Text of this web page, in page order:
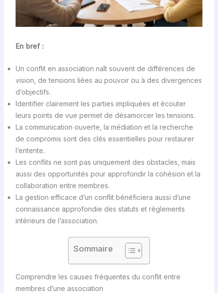
En bref :
Un conflit en association naît souvent de différences de
vision, de tensions liées au pouvoir ou à des divergences
d’objectifs.
Identifier clairement les parties impliquées et écouter
leurs points de vue permet de désamorcer les tensions.
La communication ouverte, la médiation et la recherche
de compromis sont des clés essentielles pour restaurer
l’entente.
Les conflits ne sont pas uniquement des obstacles, mais
aussi des opportunités pour approfondir la cohésion et la
collaboration entre membres.
La gestion efficace d’un conflit bénéficiera aussi d’une
connaissance approfondie des statuts et règlements
intérieurs de l’association.
Sommaire
Comprendre les causes fréquentes du conflit entre
membres d’une association